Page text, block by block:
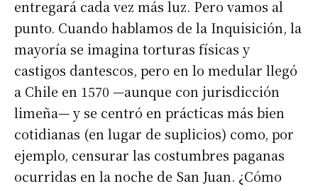
entregará cada vez más luz. Pero vamos al
punto. Cuando hablamos de la Inquisición, la
mayoría se imagina torturas físicas y
castigos dantescos, pero en lo medular llegó
a Chile en 1570 —aunque con jurisdicción
limeña— y se centró en prácticas más bien
cotidianas (en lugar de suplicios) como, por
ejemplo, censurar las costumbres paganas
ocurridas en la noche de San Juan. ¿Cómo